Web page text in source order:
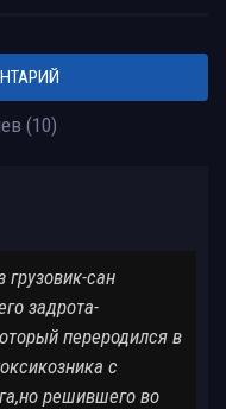
(10)
грузовик-сан
задрота-
переродился в
с
решившего во